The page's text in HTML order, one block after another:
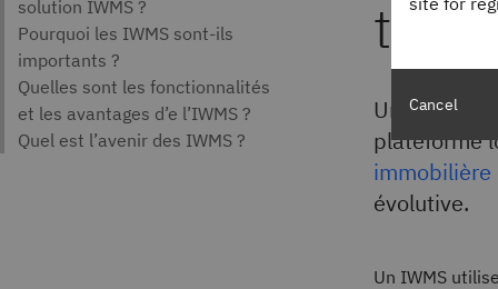
Un système
plateforme
évolutive.
Un IWMS
Cancel